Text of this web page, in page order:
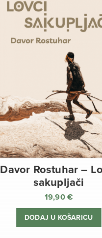
Davor Rostuhar –
sakupljači
19,90€
DODAJ U KOŠARICU